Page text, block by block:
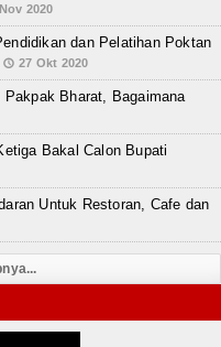
2020
dan Pelatihan Poktan
27 Okt 2020
Bharat, Bagaimana
Bakal Calon Bupati
Untuk Restoran, Cafe dan